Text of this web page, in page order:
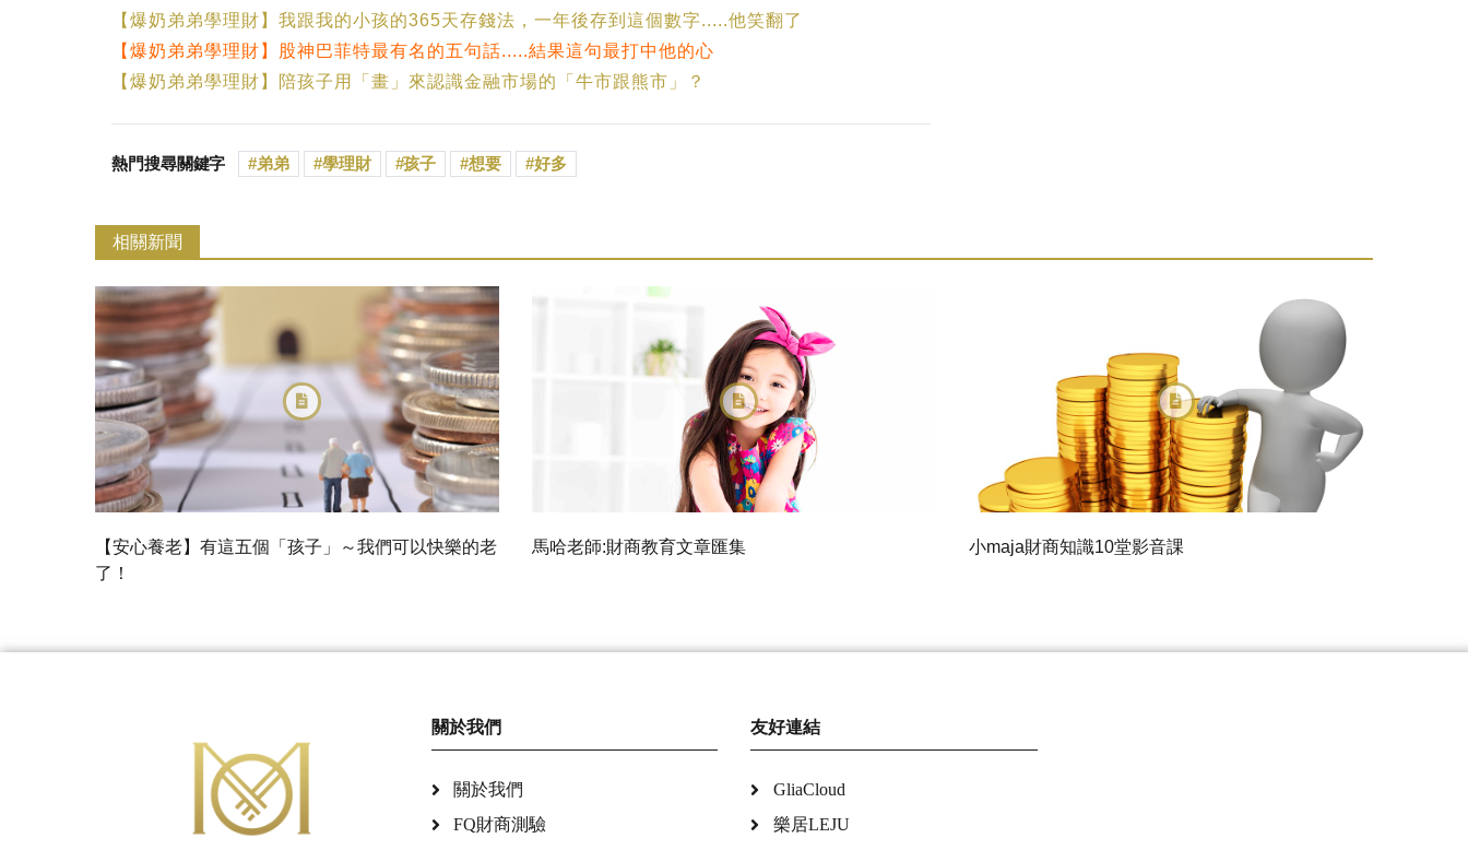
【爆奶弟弟學理財】我跟我的小孩的365天存錢法，一年後存到這個數字.....他笑翻了
【爆奶弟弟學理財】股神巴菲特最有名的五句話.....結果這句最打中他的心
【爆奶弟弟學理財】陪孩子用「畫」來認識金融市場的「牛市跟熊市」？
熱門搜尋關鍵字 弟弟 學理財 孩子 想要 好多
相關新聞
【安心養老】有這五個「孩子」～我們可以快樂的老
了！
馬哈老師:財商教育文章匯集 小maja財商知識10堂影音課
關於我們
關於我們
FQ財商測驗
友好連結
GliaCloud
樂居LEJU